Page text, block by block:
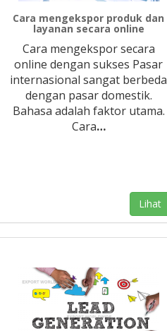
Cara mengekspor produk dan
layanan secara online
Cara mengekspor secara
online dengan sukses Pasar
internasional sangat berbeda
dengan pasar domestik.
Bahasa adalah faktor utama.
Cara…
Lihat